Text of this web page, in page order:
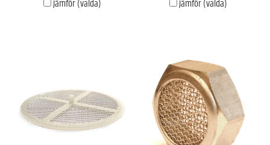
Jämför (valda) Jämför (valda)